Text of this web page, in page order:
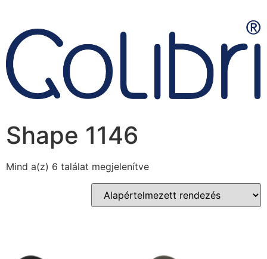
Shape 1146
Mind a(z) 6 találat megjelenítve